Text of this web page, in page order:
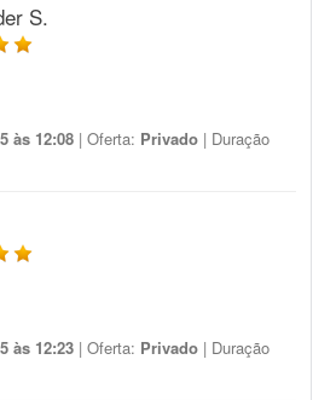
S.
às 12:08 | Oferta: Privado | Duração
às 12:23 | Oferta: Privado | Duração